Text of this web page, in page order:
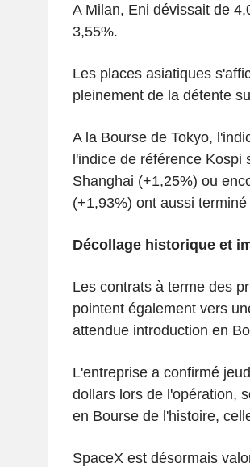
A Milan, Eni dévissait de
3,55%.
Les places asiatiques
pleinement de la détente
A la Bourse de Tokyo,
l'indice de référence Kospi
Shanghai (+1,25%) ou
(+1,93%) ont aussi
Décollage historique et
Les contrats à terme des
pointent également vers
attendue introduction en
L'entreprise a confirmé
dollars lors de l'opération,
en Bourse de l'histoire,
SpaceX est désormais